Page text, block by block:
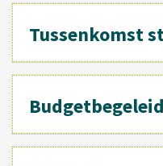
Tussenkomst